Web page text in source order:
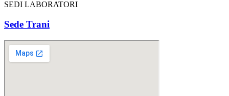
SEDI LABORATORI
Sede Trani